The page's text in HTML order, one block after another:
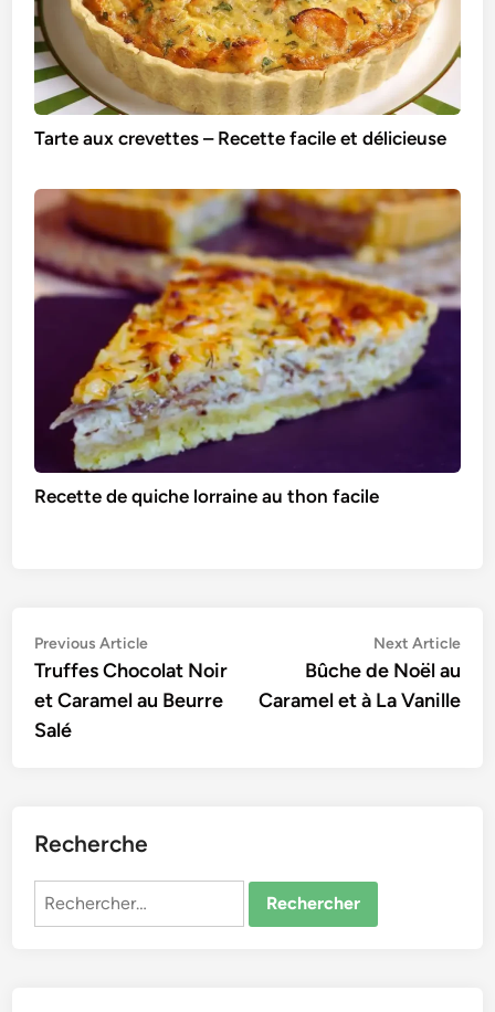
Tarte aux crevettes – Recette facile et délicieuse
Recette de quiche lorraine au thon facile
Navigation
de
l’article
Previous ArticlePrevious
article:
Truffes Chocolat Noir
et Caramel au Beurre
Salé
Next Article
Bûche de Noël au
Caramel et à La Vanille
Recherche
Rechercher :